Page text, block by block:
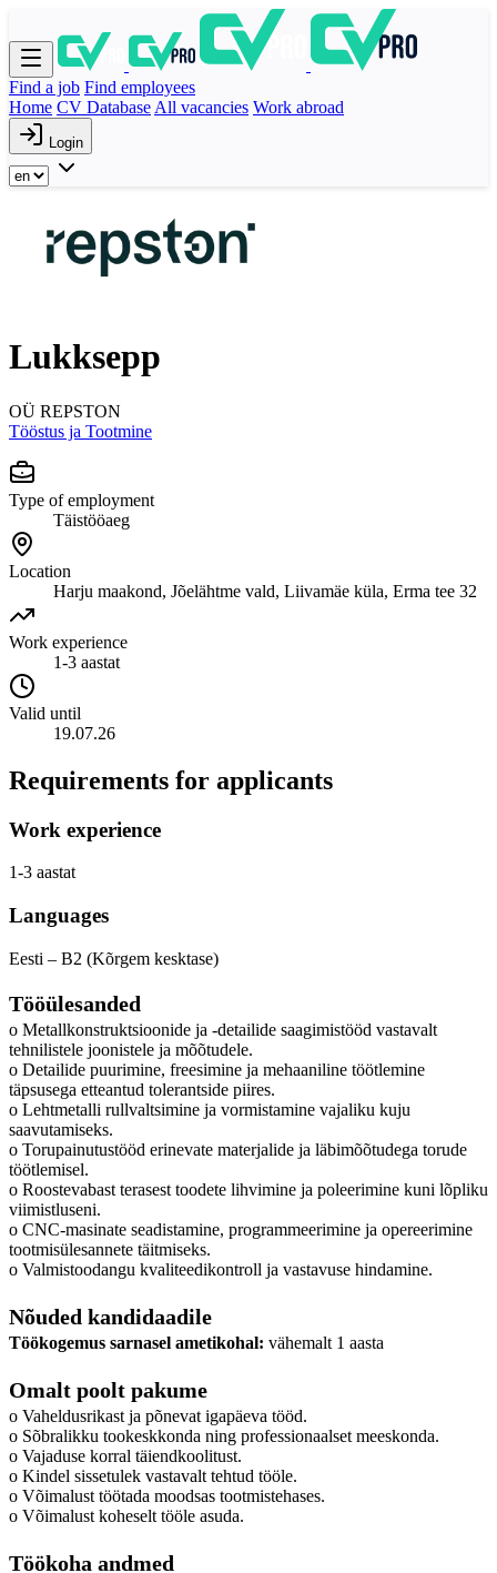
Find a job Find employees
Home CV Database All vacancies Work abroad
Login
Lukksepp
OÜ REPSTON
Tööstus ja Tootmine
Type of employment
Täistööaeg
Location
Harju maakond, Jõelähtme vald, Liivamäe küla, Erma tee 32
Work experience
1-3 aastat
Valid until
19.07.26
Requirements for applicants
Work experience
1-3 aastat
Languages
Eesti – B2 (Kõrgem kesktase)
Tööülesanded
o Metallkonstruktsioonide ja -detailide saagimistööd vastavalt
tehnilistele joonistele ja mõõtudele.
o Detailide puurimine, freesimine ja mehaaniline töötlemine
täpsusega etteantud tolerantside piires.
o Lehtmetalli rullvaltsimine ja vormistamine vajaliku kuju
saavutamiseks.
o Torupainutustööd erinevate materjalide ja läbimõõtudega torude
töötlemisel.
o Roostevabast terasest toodete lihvimine ja poleerimine kuni lõpliku
viimistluseni.
o CNC-masinate seadistamine, programmeerimine ja opereerimine
tootmisülesannete täitmiseks.
o Valmistoodangu kvaliteedikontroll ja vastavuse hindamine.
Nõuded kandidaadile
Töökogemus sarnasel ametikohal: vähemalt 1 aasta
Omalt poolt pakume
o Vaheldusrikast ja põnevat igapäeva tööd.
o Sõbralikku tookeskkonda ning professionaalset meeskonda.
o Vajaduse korral täiendkoolitust.
o Kindel sissetulek vastavalt tehtud tööle.
o Võimalust töötada moodsas tootmistehases.
o Võimalust koheselt tööle asuda.
Töökoha andmed